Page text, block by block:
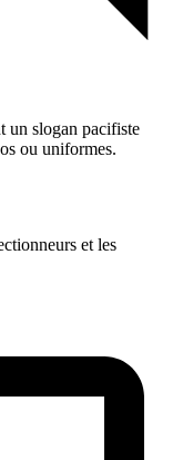
un slogan pacifiste
ou uniformes.
et les